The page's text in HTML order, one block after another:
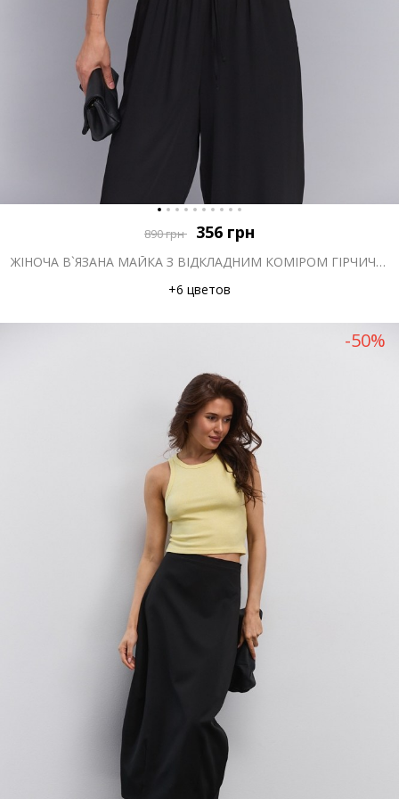
890грн 356 грн
ЖІНОЧА В`ЯЗАНА МАЙКА З ВІДКЛАДНИМ КОМІРОМ ГІРЧИЧНА
+6 цветов
-50%